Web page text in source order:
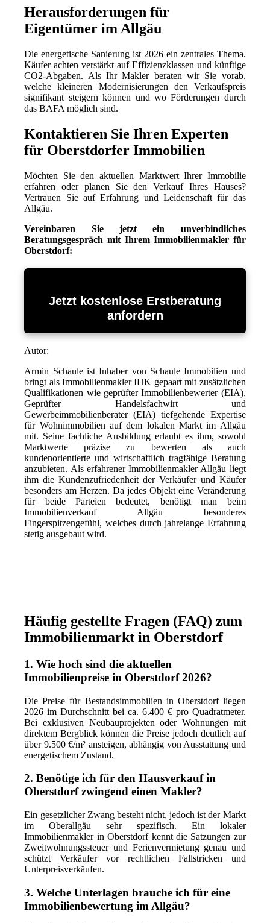
Herausforderungen für
Eigentümer im Allgäu
Die energetische Sanierung ist 2026 ein zentrales Thema.
Käufer achten verstärkt auf Effizienzklassen und künftige
CO2-Abgaben. Als Ihr Makler beraten wir Sie vorab,
welche kleineren Modernisierungen den Verkaufspreis
signifikant steigern können und wo Förderungen durch
das BAFA möglich sind.
Kontaktieren Sie Ihren Experten
für Oberstdorfer Immobilien
Möchten Sie den aktuellen Marktwert Ihrer Immobilie
erfahren oder planen Sie den Verkauf Ihres Hauses?
Vertrauen Sie auf Erfahrung und Leidenschaft für das
Allgäu.
Vereinbaren Sie jetzt ein unverbindliches
Beratungsgespräch mit Ihrem Immobilienmakler für
Oberstdorf:
Jetzt kostenlose Erstberatung
anfordern
Autor:
Armin Schaule ist Inhaber von Schaule Immobilien und
bringt als Immobilienmakler IHK gepaart mit zusätzlichen
Qualifikationen wie geprüfter Immobilienbewerter (EIA),
Geprüfter Handelsfachwirt und
Gewerbeimmobilienberater (EIA) tiefgehende Expertise
für Wohnimmobilien auf dem lokalen Markt im Allgäu
mit. Seine fachliche Ausbildung erlaubt es ihm, sowohl
Marktwerte präzise zu bewerten als auch
kundenorientierte und wirtschaftlich tragfähige Beratung
anzubieten. Als erfahrener Immobilienmakler Allgäu liegt
ihm die Kundenzufriedenheit der Verkäufer und Käufer
besonders am Herzen. Da jedes Objekt eine Veränderung
für beide Parteien bedeutet, benötigt man beim
Immobilienverkauf Allgäu besonderes
Fingerspitzengefühl, welches durch jahrelange Erfahrung
stetig ausgebaut wird.
Häufig gestellte Fragen (FAQ) zum
Immobilienmarkt in Oberstdorf
1. Wie hoch sind die aktuellen
Immobilienpreise in Oberstdorf 2026?
Die Preise für Bestandsimmobilien in Oberstdorf liegen
2026 im Durchschnitt bei ca. 6.400 € pro Quadratmeter.
Bei exklusiven Neubauprojekten oder Wohnungen mit
direktem Bergblick können die Preise jedoch deutlich auf
über 9.500 €/m² ansteigen, abhängig von Ausstattung und
energetischem Zustand.
2. Benötige ich für den Hausverkauf in
Oberstdorf zwingend einen Makler?
Ein gesetzlicher Zwang besteht nicht, jedoch ist der Markt
im Oberallgäu sehr spezifisch. Ein lokaler
Immobilienmakler in Oberstdorf kennt die Satzungen zur
Zweitwohnungssteuer und Ferienvermietung genau und
schützt Verkäufer vor rechtlichen Fallstricken und
Unterpreisverkäufen.
3. Welche Unterlagen brauche ich für eine
Immobilienbewertung im Allgäu?